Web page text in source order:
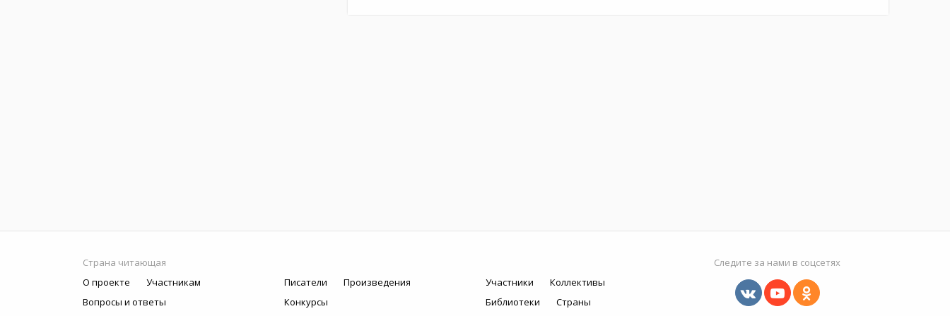
Страна читающая
О проекте
Участникам
Вопросы и ответы
Писатели
Произведения
Конкурсы
Участники
Коллективы
Библиотеки
Страны
Следите за нами в соцсетях